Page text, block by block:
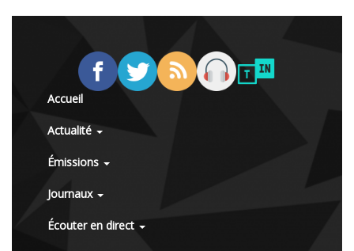
Accueil
Actualité
Émissions
Journaux
Écouter en direct